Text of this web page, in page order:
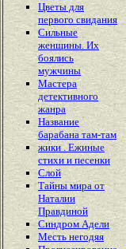
Цветы для
первого свидания
Сильные
женщины. Их
боялись
мужчины
Мастера
детективного
жанра
Название
барабана там-там
жики . Ежиные
стихи и песенки
Слой
Тайны мира от
Наталии
Правдиной
Синдром Адели
Месть негодяя